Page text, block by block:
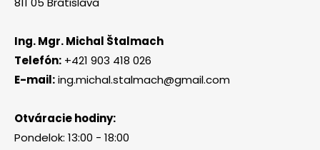
Ing. Mgr. Michal Štalmach
Telefón: +421 903 418 026
E-mail:ing.michal.stalmach@gmail.com
Otváracie hodiny:
Pondelok: 13:00 - 18:00